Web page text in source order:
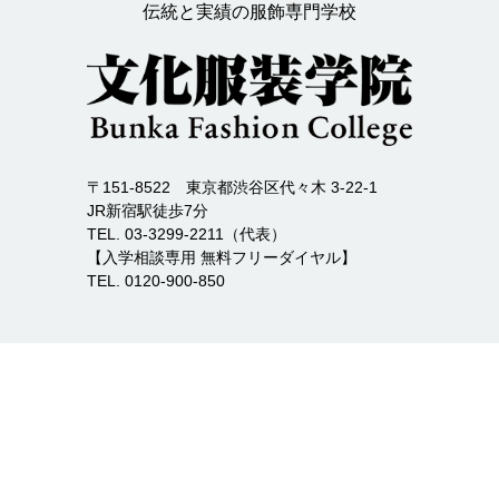
伝統と実績の服飾専門学校
〒151-8522 東京都渋谷区代々木 3-22-1
JR新宿駅徒歩7分
TEL. 03-3299-2211（代表）
【入学相談専用 無料フリーダイヤル】
TEL. 0120-900-850